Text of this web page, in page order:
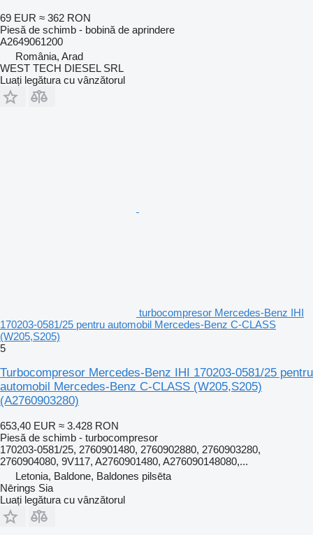
69 EUR ≈ 362 RON
Piesă de schimb - bobină de aprindere
A2649061200
România, Arad
WEST TECH DIESEL SRL
Luați legătura cu vânzătorul
turbocompresor Mercedes-Benz IHI
170203-0581/25 pentru automobil Mercedes-Benz C-CLASS
(W205,S205)
5
Turbocompresor Mercedes-Benz IHI 170203-0581/25 pentru
automobil Mercedes-Benz C-CLASS (W205,S205)
(A2760903280)
653,40 EUR ≈ 3.428 RON
Piesă de schimb - turbocompresor
170203-0581/25, 2760901480, 2760902880, 2760903280,
2760904080, 9V117, A2760901480, A276090148080,...
Letonia, Baldone, Baldones pilsēta
Nērings Sia
Luați legătura cu vânzătorul